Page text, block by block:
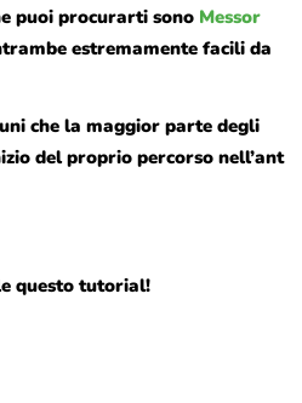
puoi procurarti sono Messor
estremamente facili da
che la maggior parte degli
del proprio percorso nell’ant
questo tutorial!